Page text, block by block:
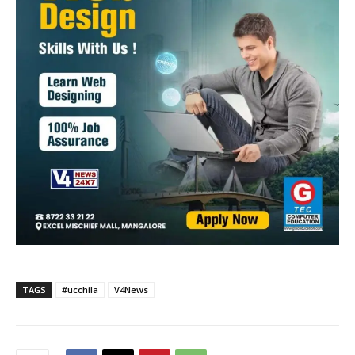
TAGS #ucchila V4News